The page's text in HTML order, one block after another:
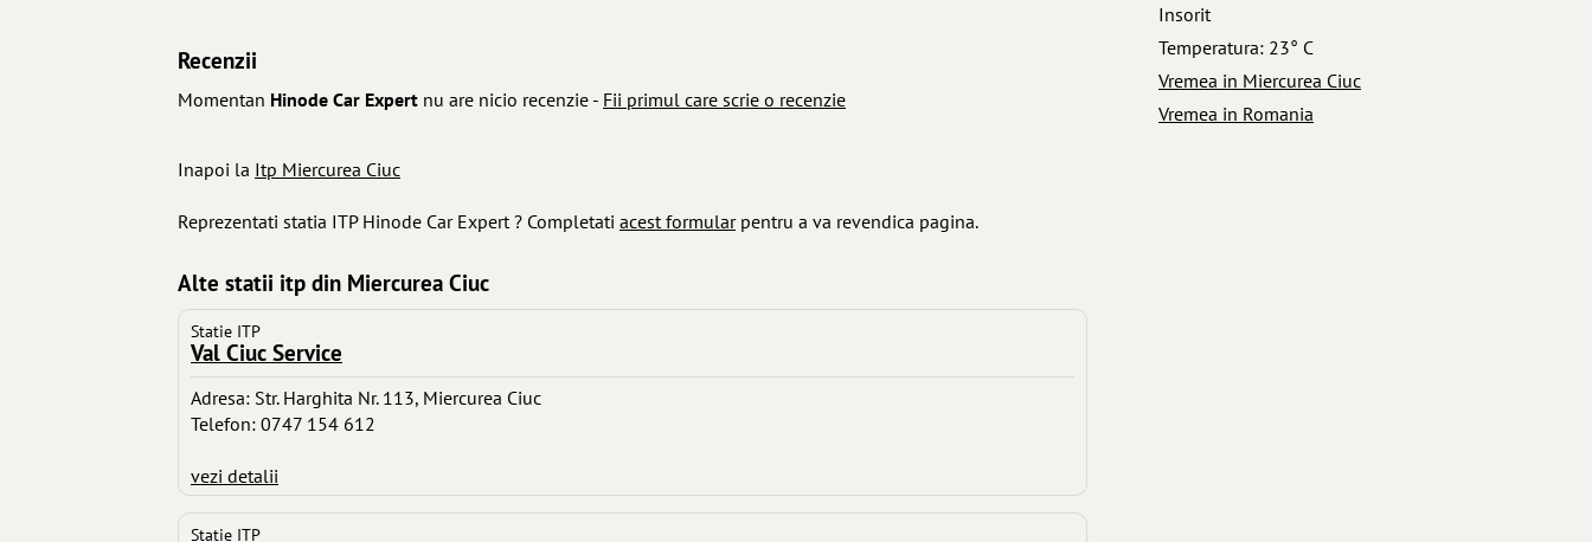
Recenzii
Momentan Hinode Car Expert nu are nicio recenzie - Fii primul care scrie o recenzie
Inapoi la Itp Miercurea Ciuc
Reprezentati statia ITP Hinode Car Expert ? Completati acest formularpentru a va revendica pagina.
Alte statii itp din Miercurea Ciuc
Statie ITP
Val Ciuc Service
Adresa: Str. Harghita Nr. 113, Miercurea Ciuc
Telefon: 0747 154 612
vezi detalii
Statie ITP
Insorit
Temperatura: 23° C
Vremea in Miercurea Ciuc
Vremea in Romania